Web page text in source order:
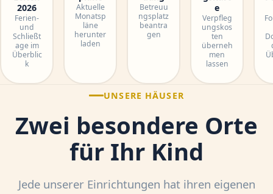
2026
Ferien-
und
Schließt
age im
Überblic
k
Aktuelle
Monatsp
läne
herunter
laden
Betreuu
ngsplatz
beantra
gen
e
Verpfleg
ungskos
ten
überneh
men
lassen
UNSERE HÄUSER
Zwei besondere Orte
für Ihr Kind
Jede unserer Einrichtungen hat ihren eigenen